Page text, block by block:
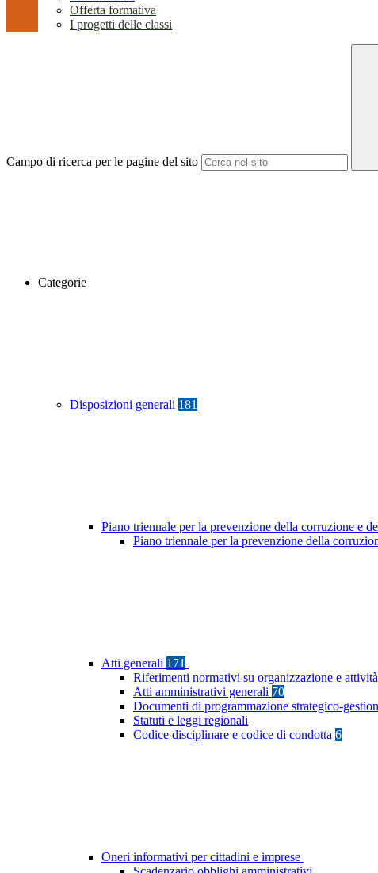
Offerta formativa
I progetti delle classi
Campo di ricerca per le pagine del sito
Categorie
Disposizioni generali 181
Piano triennale per la prevenzione della corruzione e
Piano triennale per la prevenzione della
Atti generali 171
Riferimenti normativi su organizzazione e attività
Atti amministrativi generali 70
Documenti di programmazione strategico-
Statuti e leggi regionali
Codice disciplinare e codice di condotta 6
Oneri informativi per cittadini e imprese